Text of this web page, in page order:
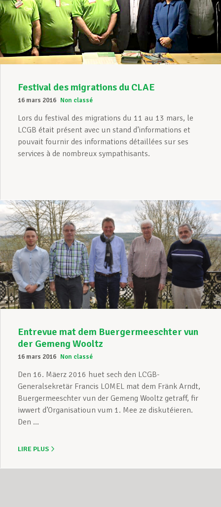
Festival des migrations du CLAE
16 mars 2016 Non classé
Lors du festival des migrations du 11 au 13 mars, le
LCGB était présent avec un stand d’informations et
pouvait fournir des informations détaillées sur ses
services à de nombreux sympathisants.
Entrevue mat dem Buergermeeschter vun
der Gemeng Wooltz
16 mars 2016 Non classé
Den 16. Mäerz 2016 huet sech den LCGB-
Generalsekretär Francis LOMEL mat dem Fränk Arndt,
Buergermeeschter vun der Gemeng Wooltz getraff, fir
iwwert d’Organisatioun vum 1. Mee ze diskutéieren.
Den ...
LIRE PLUS